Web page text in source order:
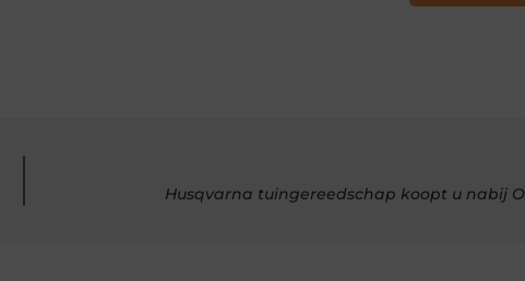
Husqvarna tuingereedschap koopt u nabij